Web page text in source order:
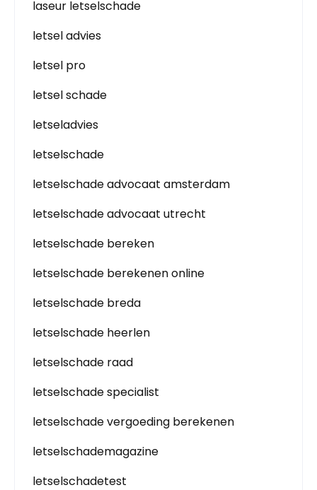
laseur letselschade
letsel advies
letsel pro
letsel schade
letseladvies
letselschade
letselschade advocaat amsterdam
letselschade advocaat utrecht
letselschade bereken
letselschade berekenen online
letselschade breda
letselschade heerlen
letselschade raad
letselschade specialist
letselschade vergoeding berekenen
letselschademagazine
letselschadetest